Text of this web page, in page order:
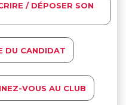
/ DÉPOSER SON
DU CANDIDAT
VOUS AU CLUB